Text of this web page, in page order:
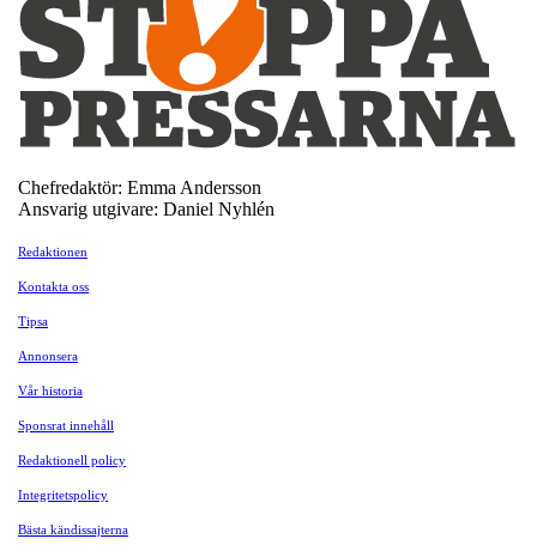
Chefredaktör: Emma Andersson
Ansvarig utgivare: Daniel Nyhlén
Redaktionen
Kontakta oss
Tipsa
Annonsera
Vår historia
Sponsrat innehåll
Redaktionell policy
Integritetspolicy
Bästa kändissajterna